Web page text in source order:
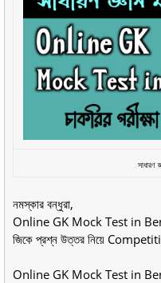
সাধারণ
নমস্কার বন্ধুরা,
Online GK Mock Test in
জিকে প্রশ্ন উত্তর নিয়ে
Online GK Mock Test in